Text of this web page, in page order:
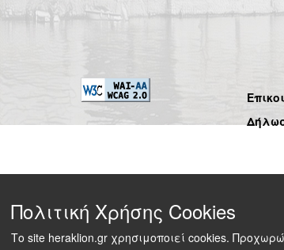
Πολιτική Χρήσης Cookies
Το site heraklion.gr χρησιμοποιεί cookies.